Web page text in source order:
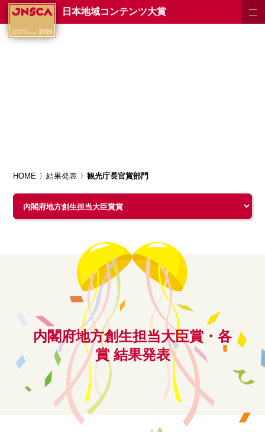
日本地域コンテンツ大賞
HOME 結果発表 観光庁長官賞部門
内閣府地方創生担当大臣賞・各
賞 結果発表